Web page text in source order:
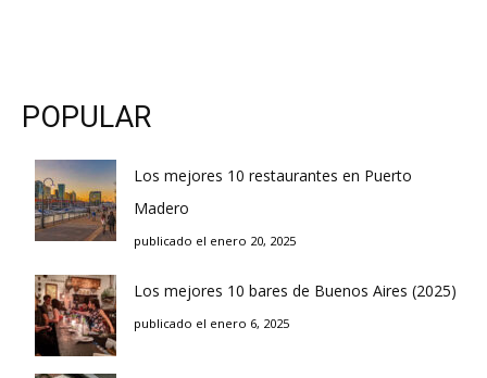
POPULAR
Los mejores 10 restaurantes en Puerto
Madero
publicado el enero 20, 2025
Los mejores 10 bares de Buenos Aires (2025)
publicado el enero 6, 2025